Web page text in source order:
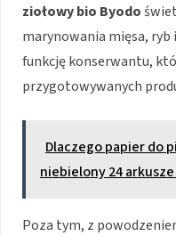
ziołowy bio Byodo
marynowania mięsa, ryb
funkcję konserwantu,
przygotowywanych
Dlaczego papier do
niebielony 24
Poza tym, z